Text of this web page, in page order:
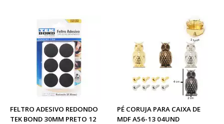
FELTRO ADESIVO REDONDO
TEK BOND 30MM PRETO 12
PÉ CORUJA PARA CAIXA DE
MDF A56-13 04UND